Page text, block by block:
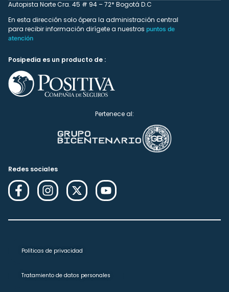
Autopista Norte Cra. 45 # 94 – 72* Bogotá D.C
En esta dirección solo ópera la administración central
para recibir información dirígete a nuestros puntos de
atención
Posipedia es un producto de :
Pertenece al:
Redes sociales
Políticas de privacidad
Tratamiento de datos personales